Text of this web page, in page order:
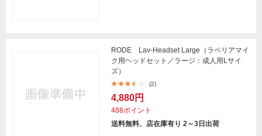
RODE Lav-Headset Large（ラベリアマイ
ク用ヘッドセット／ラージ：成人用Lサイ
ズ）
(2)
4,880円
488ポイント
送料無料、店在庫有り 2～3日出荷